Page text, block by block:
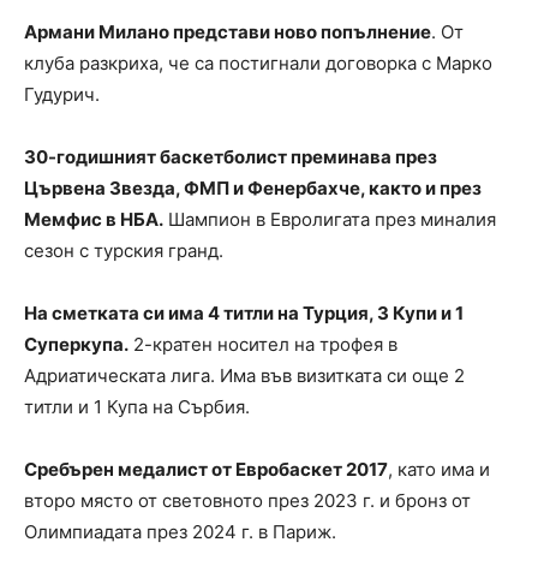
Армани Милано представи ново попълнение. От
клуба разкриха, че са постигнали договорка с Марко
Гудурич.
30-годишният баскетболист преминава през
Цървена Звезда, ФМП и Фенербахче, както и през
Мемфис в НБА. Шампион в Евролигата през миналия
сезон с турския гранд.
На сметката си има 4 титли на Турция, 3 Купи и 1
Суперкупа. 2-кратен носител на трофея в
Адриатическата лига. Има във визитката си още 2
титли и 1 Купа на Сърбия.
Сребърен медалист от Евробаскет 2017, като има и
второ място от световното през 2023 г. и бронз от
Олимпиадата през 2024 г. в Париж.